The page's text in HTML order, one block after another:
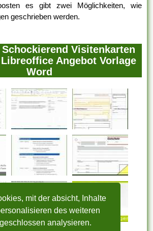
mit der absicht, Inhalte
des weiteren
analysieren.
es gibt zwei Möglichkeiten, wie
geschrieben werden.
Visitenkarten
Angebot Vorlage
Word